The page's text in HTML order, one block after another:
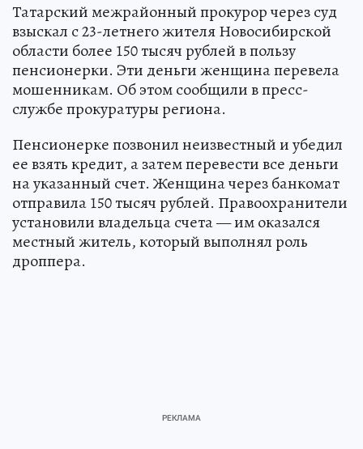
Татарский межрайонный прокурор через суд
взыскал с 23-летнего жителя Новосибирской
области более 150 тысяч рублей в пользу
пенсионерки. Эти деньги женщина перевела
мошенникам. Об этом сообщили в пресс-
службе прокуратуры региона.
Пенсионерке позвонил неизвестный и убедил
ее взять кредит, а затем перевести все деньги
на указанный счет. Женщина через банкомат
отправила 150 тысяч рублей. Правоохранители
установили владельца счета — им оказался
местный житель, который выполнял роль
дроппера.